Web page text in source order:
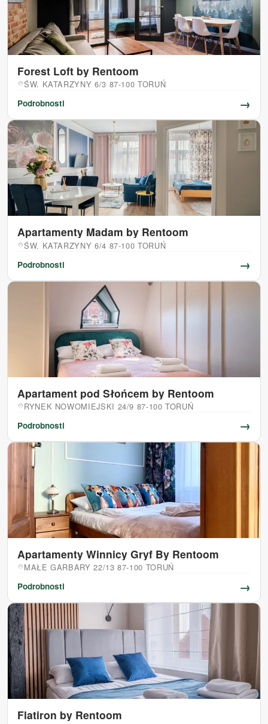
Forest Loft by Rentoom
location_onŚW. KATARZYNY 6/3 87-100 TORUŃ
Podrobnosti
→
Apartamenty Madam by Rentoom
location_onŚW. KATARZYNY 6/4 87-100 TORUŃ
Podrobnosti
→
Apartament pod Słońcem by Rentoom
location_on RYNEK NOWOMIEJSKI 24/9 87-100 TORUŃ
Podrobnosti
→
Apartamenty Winnicy Gryf By Rentoom
location_on MAŁE GARBARY 22/13 87-100 TORUŃ
Podrobnosti
→
Flatiron by Rentoom